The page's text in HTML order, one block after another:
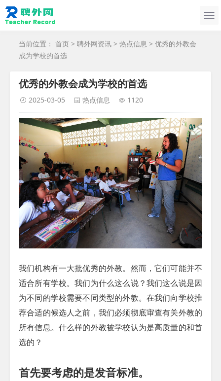
当前位置： 首页 > 聘外网资讯 > 热点信息 > 优秀的外教会
成为学校的首选
优秀的外教会成为学校的首选
2025-03-05 热点信息 1120
我们机构有一大批优秀的外教。然而，它们可能并不
适合所有学校。我们为什么这么说？我们这么说是因
为不同的学校需要不同类型的外教。在我们向学校推
荐合适的候选人之前，我们必须彻底审查有关外教的
所有信息。什么样的外教被学校认为是高质量的和首
选的？
首先要考虑的是发音标准。